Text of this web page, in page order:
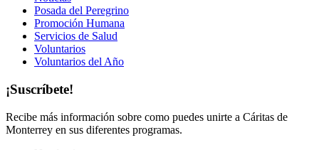
Posada del Peregrino
Promoción Humana
Servicios de Salud
Voluntarios
Voluntarios del Año
¡Suscríbete!
Recibe más información sobre como puedes unirte a Cáritas de
Monterrey en sus diferentes programas.